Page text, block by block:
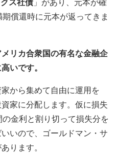
ス社債 」があり、元本が確
償還時に元本が返ってきま
リカ合衆国の有名な金融企
いです。
から集めて自由に運用を
家に分配します。仮に損失
金利と割り切って損失分を
いので、ゴールドマン・サ
ります。